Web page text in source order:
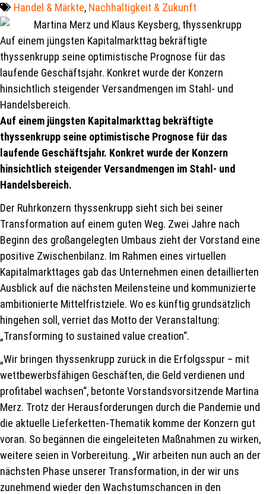
Handel & Märkte, Nachhaltigkeit & Zukunft
Auf einem jüngsten Kapitalmarkttag bekräftigte
thyssenkrupp seine optimistische Prognose für das
laufende Geschäftsjahr. Konkret wurde der Konzern
hinsichtlich steigender Versandmengen im Stahl- und
Handelsbereich.
Auf einem jüngsten Kapitalmarkttag bekräftigte
thyssenkrupp seine optimistische Prognose für das
laufende Geschäftsjahr. Konkret wurde der Konzern
hinsichtlich steigender Versandmengen im Stahl- und
Handelsbereich.
Der Ruhrkonzern thyssenkrupp sieht sich bei seiner
Transformation auf einem guten Weg. Zwei Jahre nach
Beginn des großangelegten Umbaus zieht der Vorstand eine
positive Zwischenbilanz. Im Rahmen eines virtuellen
Kapitalmarkttages gab das Unternehmen einen detaillierten
Ausblick auf die nächsten Meilensteine und kommunizierte
ambitionierte Mittelfristziele. Wo es künftig grundsätzlich
hingehen soll, verriet das Motto der Veranstaltung:
„Transforming to sustained value creation“.
„Wir bringen thyssenkrupp zurück in die Erfolgsspur – mit
wettbewerbsfähigen Geschäften, die Geld verdienen und
profitabel wachsen“, betonte Vorstandsvorsitzende Martina
Merz. Trotz der Herausforderungen durch die Pandemie und
die aktuelle Lieferketten-Thematik komme der Konzern gut
voran. So begännen die eingeleiteten Maßnahmen zu wirken,
weitere seien in Vorbereitung. „Wir arbeiten nun auch an der
nächsten Phase unserer Transformation, in der wir uns
zunehmend wieder den Wachstumschancen in den